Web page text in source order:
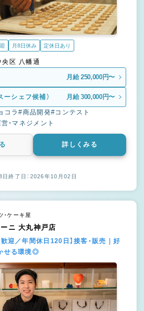
月8日休み 定休日あり
兵庫県 神戸市中央区 八幡通
月給 250,000円〜
ーシェフ候補） 月給 300,000円〜
コラ#商品開発#コンテスト
・マネジメント
詳しくみる
日終了日：2026年10月02日
・ケーキ屋
ニ 大丸神戸店
迎／年間休日120日】接客・販売｜好
せる環境◎